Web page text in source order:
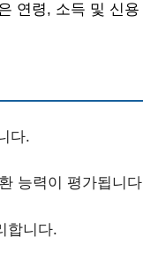
연령, 소득 및 신
다.
능력이 평가됩니
합니다.